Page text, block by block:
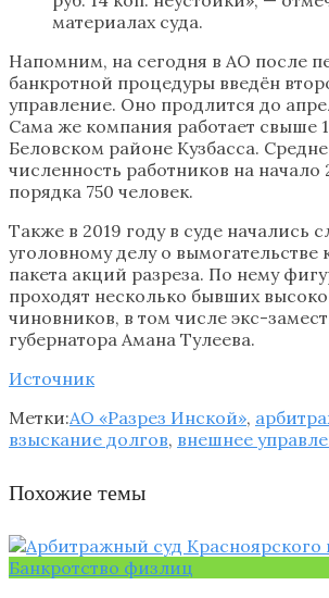
материалах суда.
Напомним, на сегодня в АО после
банкротной процедуры введён
управление. Оно продлится до
Сама же компания работает свыше
Беловском районе Кузбасса.
численность работников на начало
порядка 750 человек.
Также в 2019 году в суде начались
уголовному делу о вымогательстве
пакета акций разреза. По нему
проходят несколько бывших
чиновников, в том числе экс-
губернатора Амана Тулеева.
Источник
Метки:АО «Разрез Инской»,
взыскание долгов, внешнее
Похожие темы
Банкротство физлиц